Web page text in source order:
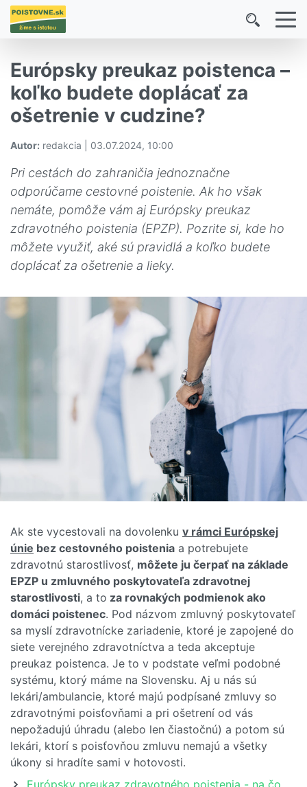
Európsky preukaz poistenca –
koľko budete doplácať za
ošetrenie v cudzine?
Autor: redakcia | 03.07.2024, 10:00
Pri cestách do zahraničia jednoznačne
odporúčame cestovné poistenie. Ak ho však
nemáte, pomôže vám aj Európsky preukaz
zdravotného poistenia (EPZP). Pozrite si, kde ho
môžete využiť, aké sú pravidlá a koľko budete
doplácať za ošetrenie a lieky.
Ak ste vycestovali na dovolenku v rámci Európskej
únie bez cestovného poistenia a potrebujete
zdravotnú starostlivosť, môžete ju čerpať na základe
EPZP u zmluvného poskytovateľa zdravotnej
starostlivosti, a to za rovnakých podmienok ako
domáci poistenec. Pod názvom zmluvný poskytovateľ
sa myslí zdravotnícke zariadenie, ktoré je zapojené do
siete verejného zdravotníctva a teda akceptuje
preukaz poistenca. Je to v podstate veľmi podobné
systému, ktorý máme na Slovensku. Aj u nás sú
lekári/ambulancie, ktoré majú podpísané zmluvy so
zdravotnými poisťovňami a pri ošetrení od vás
nepožadujú úhradu (alebo len čiastočnú) a potom sú
lekári, ktorí s poisťovňou zmluvu nemajú a všetky
úkony si hradíte sami v hotovosti.